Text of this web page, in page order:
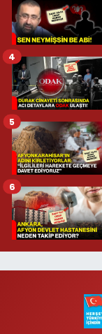
4
5
6